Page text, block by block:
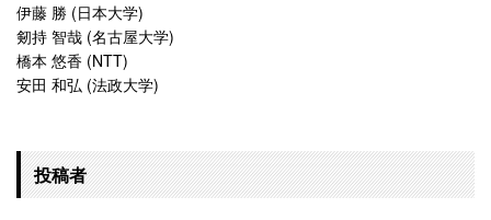
伊藤 勝 (日本大学)
剱持 智哉 (名古屋大学)
橋本 悠香 (NTT)
安田 和弘 (法政大学)
投稿者